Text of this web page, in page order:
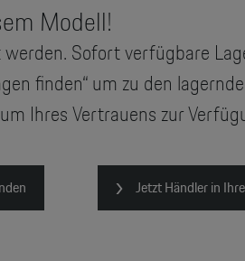
Modell!
Sofort verfügbare
finden“ um zu den
Ihres Vertrauens zur
Jetzt Händler in